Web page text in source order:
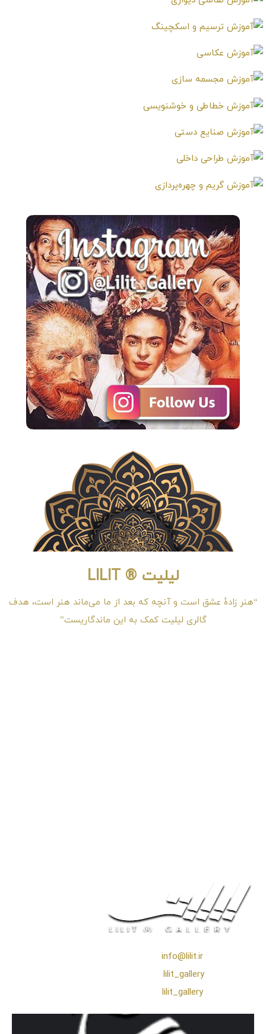
لیلیت ® LILIT
“هنر زادهٔ عشق است و آنچه که بعد از ما می‌ماند هنر است، هدف
گالری لیلیت کمک به این ماندگاریست”
info@lilit.ir
lilit_gallery
lilit_gallery